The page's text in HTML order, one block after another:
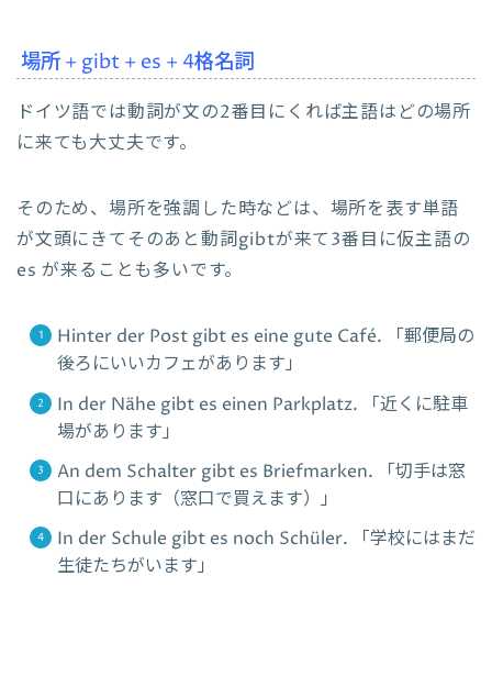
場所 + gibt + es + 4格名詞
ドイツ語では動詞が文の2番目にくれば主語はどの場所
に来ても大丈夫です。
そのため、場所を強調した時などは、場所を表す単語
が文頭にきてそのあと動詞gibtが来て3番目に仮主語の
es が来ることも多いです。
Hinter der Post gibt es eine gute Café. 「郵便局の
後ろにいいカフェがあります」
In der Nähe gibt es einen Parkplatz. 「近くに駐車
場があります」
An dem Schalter gibt es Briefmarken. 「切手は窓
口にあります（窓口で買えます）」
In der Schule gibt es noch Schüler. 「学校にはまだ
生徒たちがいます」